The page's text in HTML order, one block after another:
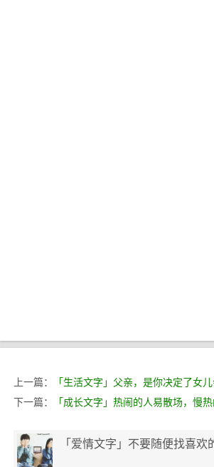
上一篇：
「生活文字」父亲，是你决定了女
下一篇：
「成长文字」热闹的人易散场，慢热
「爱情文字」不要随便找喜欢